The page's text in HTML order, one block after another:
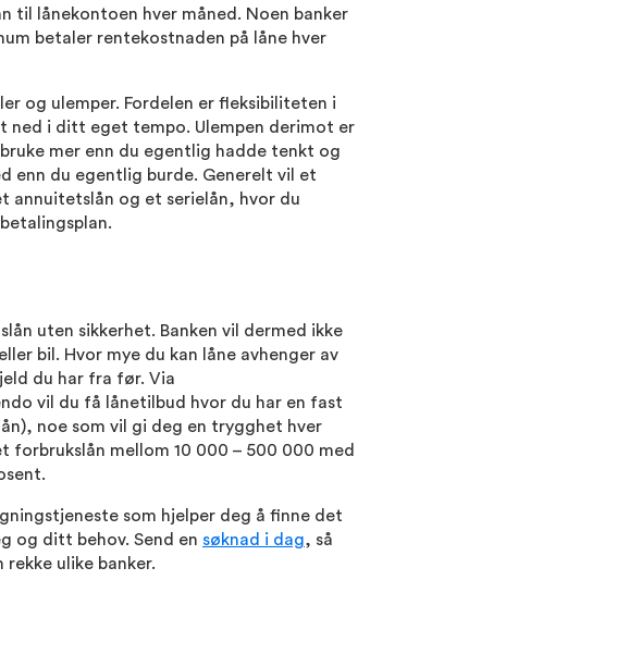
til lånekontoen hver måned. Noen banker
betaler rentekostnaden på låne hver
og ulemper. Fordelen er fleksibiliteten i
ned i ditt eget tempo. Ulempen derimot er
mer enn du egentlig hadde tenkt og
enn du egentlig burde. Generelt vil et
annuitetslån og et serielån, hvor du
uten sikkerhet. Banken vil dermed ikke
bil. Hvor mye du kan låne avhenger av
du har fra før. Via
vil du få lånetilbud hvor du har en fast
noe som vil gi deg en trygghet hver
forbrukslån mellom 10 000 – 500 000 med
som hjelper deg å finne det
og ditt behov. Send en søknad i dag, så
rekke ulike banker.